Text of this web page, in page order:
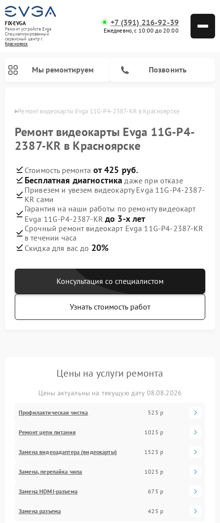
FIX-EVGA
Ремонт устройств Evga
Специализированный
cервисный центр г.
Красноярск
+7 (391) 216-92-39
Ежедневно, с 10:00 до 20:00
Мы ремонтируем Позвонить
Ремонт видеокарты Evga 11G-P4-2387-KR в Красноярске
Ремонт видеокарты Evga 11G-P4-
2387-KR в Красноярске
Стоимость ремонта от 425 руб.
Бесплатная диагностика даже при отказе
Привезем и увезем видеокарту Evga 11G-P4-2387-
KR сами
Гарантия на наши работы по ремонту видеокарт
Evga 11G-P4-2387-KR до 3-х лет
Срочный ремонт видеокарт Evga 11G-P4-2387-KR
в течении часа
Скидка для вас до 20%
Консультация со специалистом
Узнать стоимость работ
Цены на услуги ремонта
Цены актуальны на текущую дату 08.08.2026
Профилактическая чистка 525 р
Ремонт цепи питания 1025 р
Замена видеоадаптера (видеокарты) 1525 р
Замена, перепайка чипа 1025 р
Замена HDMI-разъема 675 р
Замена разъема 425 р